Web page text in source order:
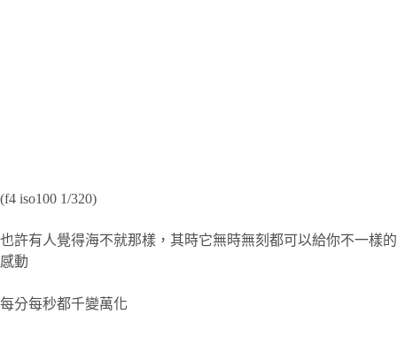
(f4 iso100 1/320)
也許有人覺得海不就那樣，其時它無時無刻都可以給你不一樣的
感動
每分每秒都千變萬化